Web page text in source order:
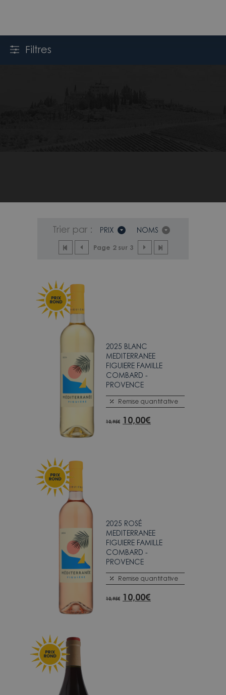
Filtres
Trier par : PRIX NOMS
Page 2 sur 3
2025 BLANC
MEDITERRANEE
FIGUIERE FAMILLE
COMBARD -
PROVENCE
Remise quantitative
10,95€ 10,00€
2025 ROSÉ
MEDITERRANEE
FIGUIERE FAMILLE
COMBARD -
PROVENCE
Remise quantitative
10,95€ 10,00€